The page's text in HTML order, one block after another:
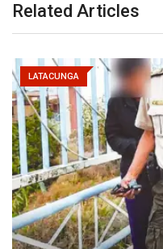
Related Articles
LATACUNGA